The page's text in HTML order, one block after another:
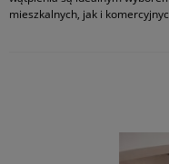
mieszkalnych, jak i